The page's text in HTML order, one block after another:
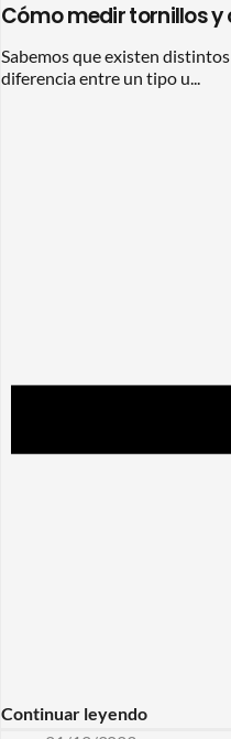
Cómo medir tornillos
Sabemos que existen
diferencia entre un tipo u...
Continuar leyendo